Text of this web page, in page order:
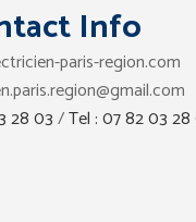
Info
paris-region.com
28 03/Tel : 07 82 03